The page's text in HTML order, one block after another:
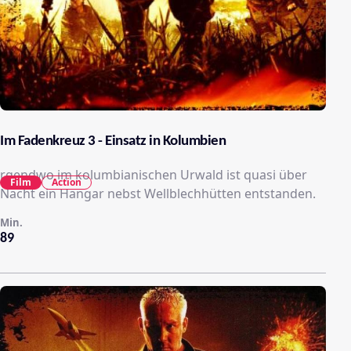
Im Fadenkreuz 3 - Einsatz in Kolumbien
rgendwo im kolumbianischen Urwald ist quasi über
Nacht ein Hangar nebst Wellblechhütten entstanden.
89
Min.
Film Action